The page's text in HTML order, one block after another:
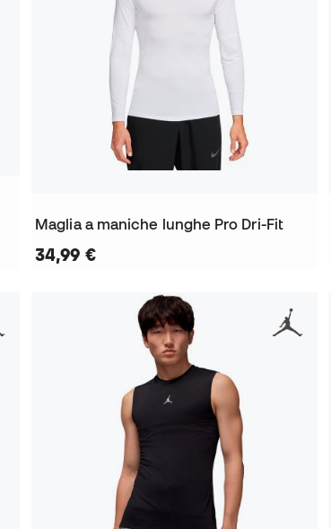
Maglia a maniche lunghe Pro Dri-Fit
34,99 €